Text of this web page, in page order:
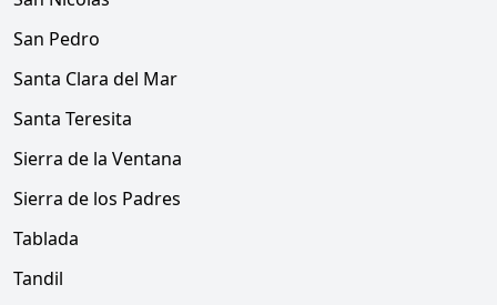
San Pedro
Santa Clara del Mar
Santa Teresita
Sierra de la Ventana
Sierra de los Padres
Tablada
Tandil